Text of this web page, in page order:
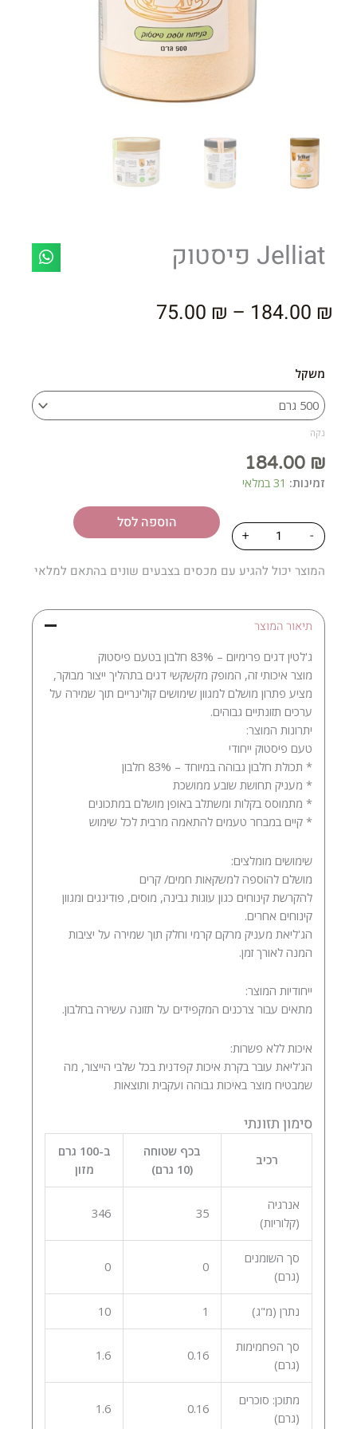
Jelliat פיסטוק
75.00 ₪ – 184.00 ₪
משקל
נקה
184.00 ₪
זמינות: 31 במלאי
-כמות
של
Jelliat
+
הוספה לסל
המוצר יכול להגיע עם מכסים בצבעים שונים בהתאם למלאי
תיאור המוצר
ג'לטין דגים פרימיום – 83% חלבון בטעם פיסטוק
מוצר איכותי זה, המופק מקשקשי דגים בתהליך ייצור מבוקר,
מציע פתרון מושלם למגוון שימושים קולינריים תוך שמירה על
ערכים תזונתיים גבוהים.
יתרונות המוצר:
טעם פיסטוק ייחודי
* תכולת חלבון גבוהה במיוחד – 83% חלבון
* מעניק תחושת שובע ממושכת
* מתמוסס בקלות ומשתלב באופן מושלם במתכונים
* קיים במבחר טעמים להתאמה מרבית לכל שימוש
שימושים מומלצים:
מושלם להוספה למשקאות חמים/ קרים
להקרשת קינוחים כגון עוגות גבינה, מוסים, פודינגים ומגוון
קינוחים אחרים.
הג'ליאת מעניק מרקם קרמי וחלק תוך שמירה על יציבות
המנה לאורך זמן.
ייחודיות המוצר:
מתאים עבור צרכנים המקפידים על תזונה עשירה בחלבון.
איכות ללא פשרות:
הג'ליאת עובר בקרת איכות קפדנית בכל שלבי הייצור, מה
שמבטיח מוצר באיכות גבוהה ועקבית ותוצאות
סימון תזונתי
רכיב
בכף שטוחה
(10 גרם)
ב-100 גרם
מזון
אנרגיה
(קלוריות)
35
346
סך השומנים
(גרם)
0
0
נתרן (מ"ג) 1
10
סך הפחמימות
(גרם)
0.16
1.6
מתוכן: סוכרים
(גרם)
0.16
1.6